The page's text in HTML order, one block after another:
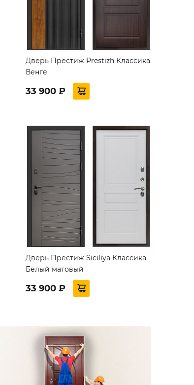
Дверь Престиж Prestizh Классика
Венге
33 900 ₽
Дверь Престиж Siciliya Классика
Белый матовый
33 900 ₽